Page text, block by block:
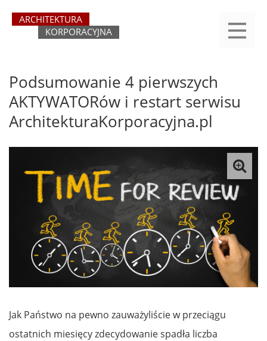
yasne
main
Podsumowanie 4 pierwszych
AKTYWATORów i restart serwisu
ArchitekturaKorporacyjna.pl
Jak Państwo na pewno zauważyliście w przeciągu
ostatnich miesięcy zdecydowanie spadła liczba